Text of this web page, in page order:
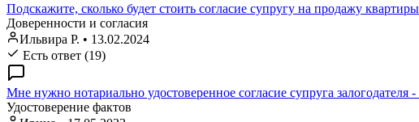
Подскажите, сколько будет стоить согласие супругу на продажу
Доверенности и согласия
Ильвира Р. • 13.02.2024
Есть ответ (19)
Мне нужно нотариально удостоверенное согласие супруга
Удостоверение фактов